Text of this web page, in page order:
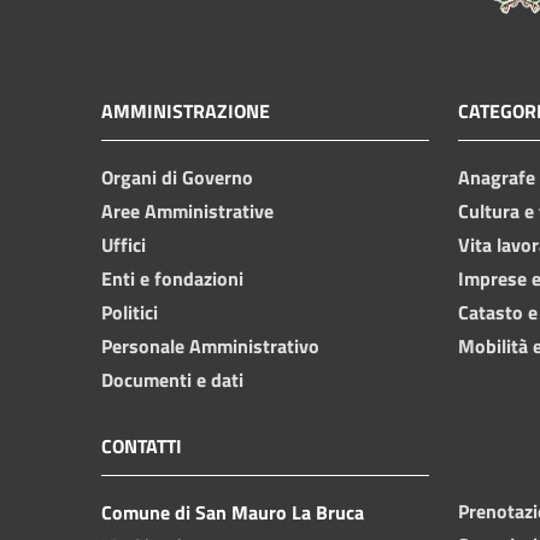
AMMINISTRAZIONE
Organi di Governo
Aree Amministrative
Uffici
Enti e fondazioni
Politici
Personale Amministrativo
Documenti e dati
Cultura
Vita
Imprese
Catasto
Mobilità
CONTATTI
Comune di San Mauro La Bruca